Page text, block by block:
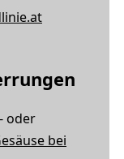
oder
bei